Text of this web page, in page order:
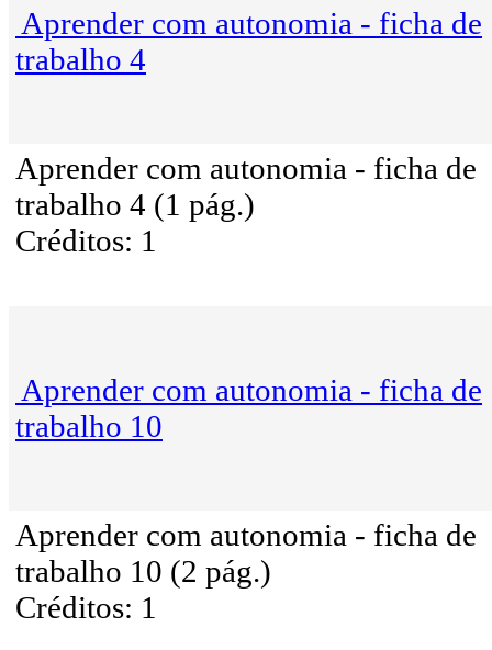
Aprender com autonomia - ficha de
trabalho 4
Aprender com autonomia - ficha de
trabalho 4 (1 pág.)
Créditos: 1
Aprender com autonomia - ficha de
trabalho 10
Aprender com autonomia - ficha de
trabalho 10 (2 pág.)
Créditos: 1